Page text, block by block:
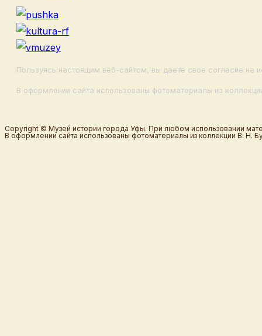
Пользуясь настоящим веб-сайтом, вы даете свое согласие на
В оформлении сайта использованы фотоматериалы из
Copyright © Музей истории города Уфы. При любом использовании
В оформлении сайта использованы фотоматериалы из коллекции В. Н.